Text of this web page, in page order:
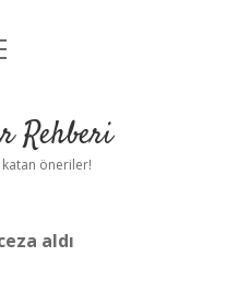
Rehberi
katan öneriler!
aldı